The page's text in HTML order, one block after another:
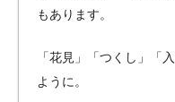
もあります。
「花見」「つくし」「
ように。